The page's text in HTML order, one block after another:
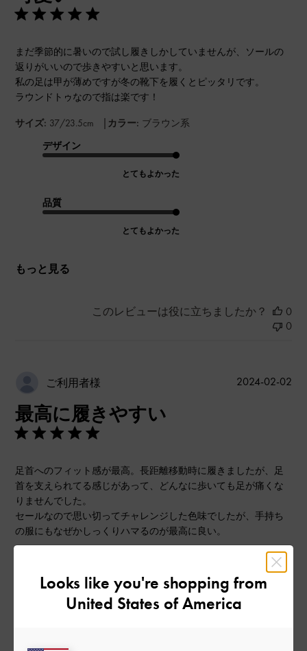
まだ季節的に暑いので試し履きしかしていませんが、ソールの
返りがいいので歩きやすいと思います。
私の足は甲が薄めですが冬の靴下を履くとピッタリです。
ラウンドトゥなので指は楽です！
サイズ: 37/23.5cm | カラー: ブラウン系
デザイン
とてもよかった
品質
とてもよかった
もっと見る
このレビューは役に立ちましたか？
0
0
ご利用者様
最高に履きやすい
足首へのフィット感が最高。長距離移動時に履きましたが、足
首を支えられてる感じがあって、どんなに歩いても足が痛くな
りませんでした。
セールなので思い切ってチャレンジした色味でしたが、手持ち
の服にもなぜかしっくりハマるのが最高に良い。
デザイン
とてもよかった
公
2024-02-02
Looks like you're shopping from
United States of America